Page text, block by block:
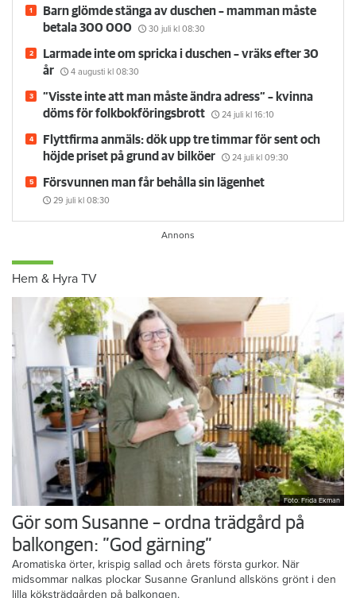
Barn glömde stänga av duschen – mamman måste
betala 300 000
30 juli kl 08:30
Larmade inte om spricka i duschen – vräks efter 30
år
4 augusti kl 08:30
”Visste inte att man måste ändra adress” – kvinna
döms för folkbokföringsbrott
24 juli kl 16:10
Flyttfirma anmäls: dök upp tre timmar för sent och
höjde priset på grund av bilköer
24 juli kl 09:30
Försvunnen man får behålla sin lägenhet
29 juli kl 08:30
Hem & Hyra TV
Foto: Frida Ekman
Gör som Susanne – ordna trädgård på
balkongen: ”God gärning”
Aromatiska örter, krispig sallad och årets första gurkor. När
midsommar nalkas plockar Susanne Granlund allsköns grönt i den
lilla köksträdgården på balkongen.